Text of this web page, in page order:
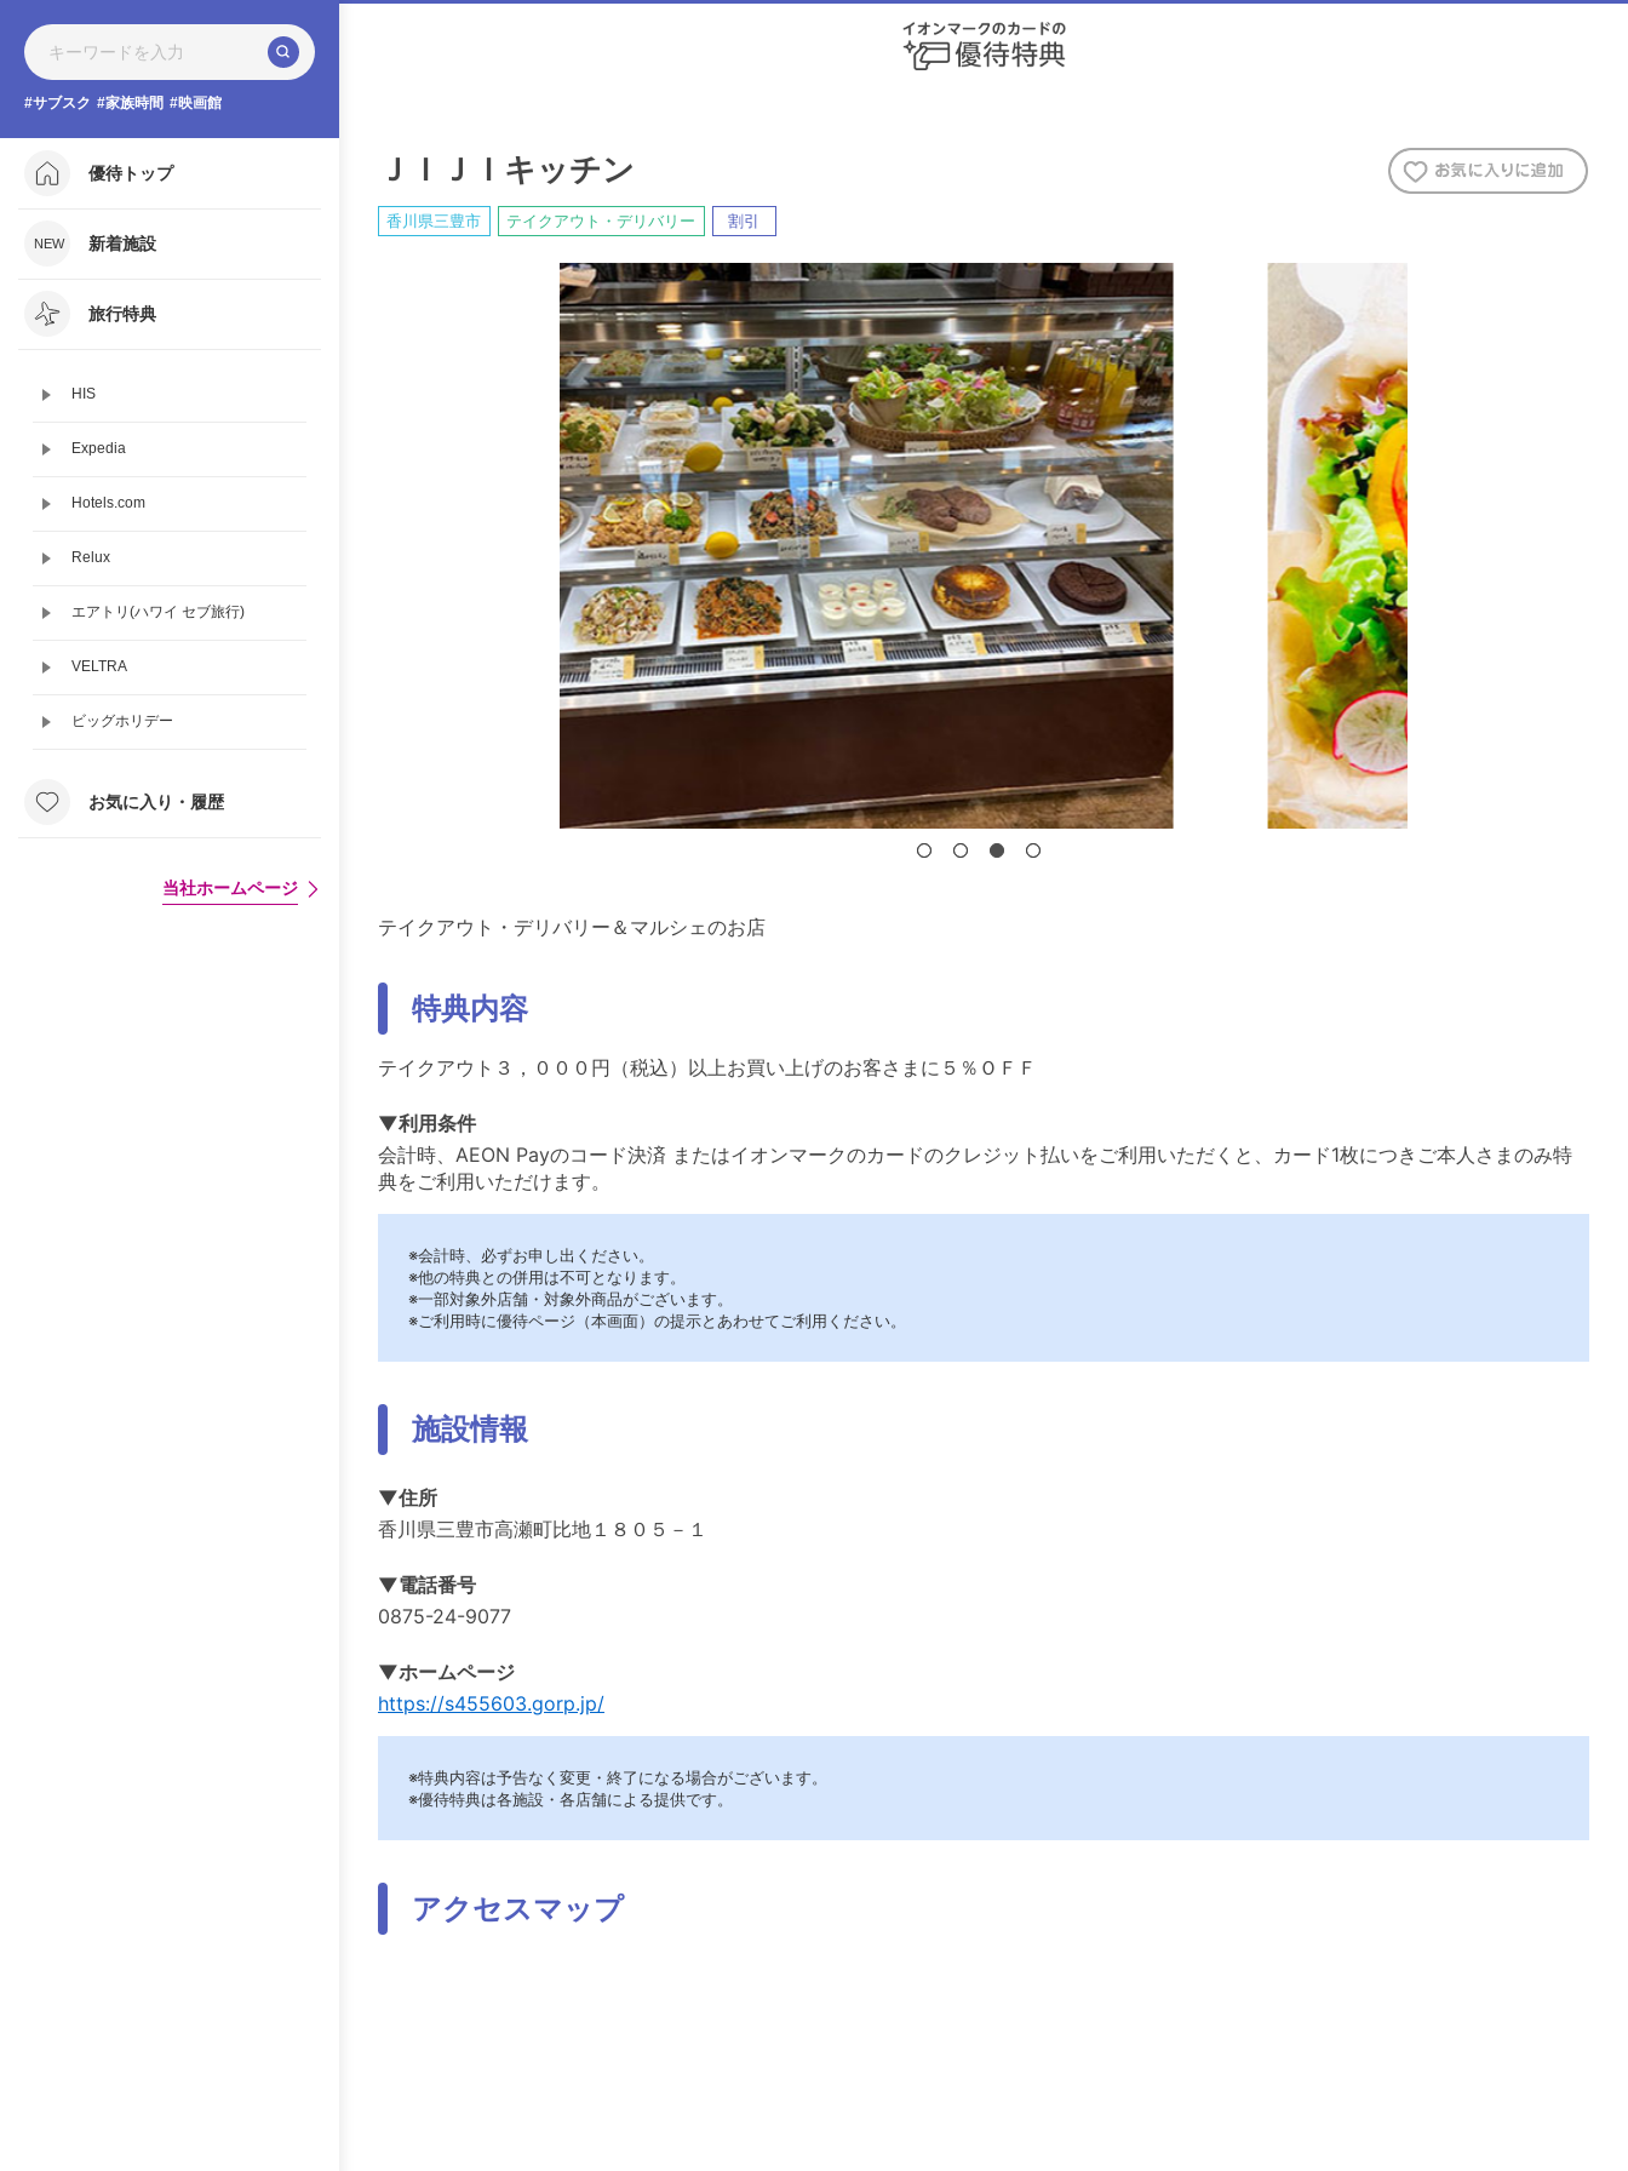
サブスク 家族時間 映画館
優待トップ
新着施設
旅行特典
HIS
Expedia
Hotels.com
Relux
エアトリ(ハワイ セブ旅行)
VELTRA
ビッグホリデー
お気に入り・履歴
当社ホームページ
ＪＩＪＩキッチン
香川県三豊市 テイクアウト・デリバリー 割引
テイクアウト・デリバリー＆マルシェのお店
特典内容
テイクアウト３，０００円（税込）以上お買い上げのお客さまに５％ＯＦＦ
▼利用条件
会計時、AEON Payのコード決済 またはイオンマークのカードのクレジット払いをご利用いただくと、カード1枚につきご本人さまのみ特
典をご利用いただけます。
※会計時、必ずお申し出ください。
※他の特典との併用は不可となります。
※一部対象外店舗・対象外商品がございます。
※ご利用時に優待ページ（本画面）の提示とあわせてご利用ください。
施設情報
▼住所
香川県三豊市高瀬町比地１８０５－１
▼電話番号
0875-24-9077
▼ホームページ
https://s455603.gorp.jp/
※特典内容は予告なく変更・終了になる場合がございます。
※優待特典は各施設・各店舗による提供です。
アクセスマップ